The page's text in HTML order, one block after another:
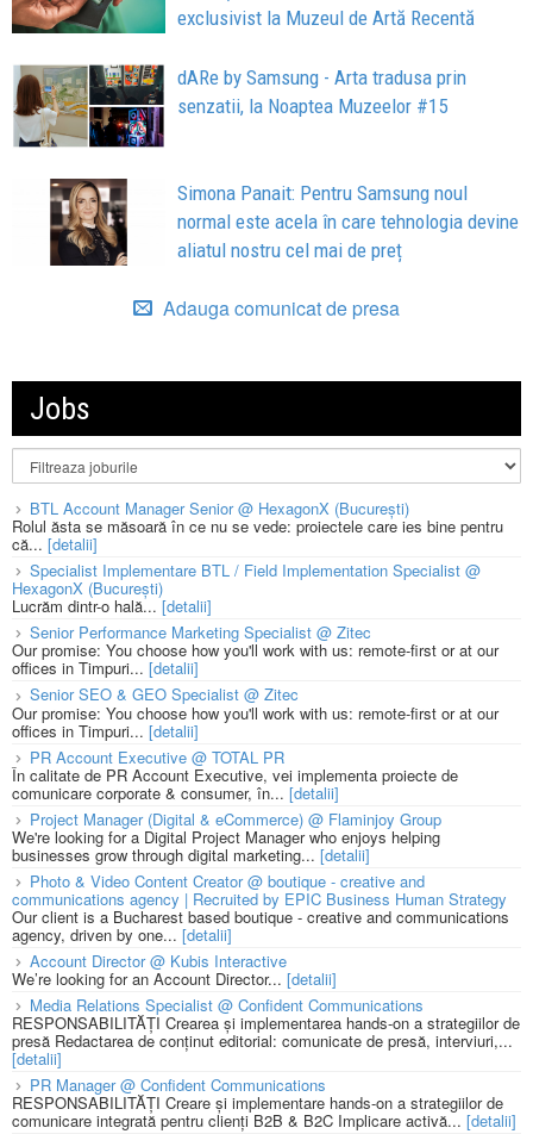
exclusivist la Muzeul de Artă Recentă
dARe by Samsung - Arta tradusa prin
senzatii, la Noaptea Muzeelor #15
Simona Panait: Pentru Samsung noul
normal este acela în care tehnologia devine
aliatul nostru cel mai de preț
Adauga comunicat de presa
Jobs
BTL Account Manager Senior @ HexagonX (București)
Rolul ăsta se măsoară în ce nu se vede: proiectele care ies bine pentru
că... [detalii]
Specialist Implementare BTL / Field Implementation Specialist @
HexagonX (București)
Lucrăm dintr-o hală... [detalii]
Senior Performance Marketing Specialist @ Zitec
Our promise: You choose how you'll work with us: remote-first or at our
offices in Timpuri... [detalii]
Senior SEO & GEO Specialist @ Zitec
Our promise: You choose how you'll work with us: remote-first or at our
offices in Timpuri... [detalii]
PR Account Executive @ TOTAL PR
În calitate de PR Account Executive, vei implementa proiecte de
comunicare corporate & consumer, în... [detalii]
Project Manager (Digital & eCommerce) @ Flaminjoy Group
We're looking for a Digital Project Manager who enjoys helping
businesses grow through digital marketing... [detalii]
Photo & Video Content Creator @ boutique - creative and
communications agency | Recruited by EPIC Business Human Strategy
Our client is a Bucharest based boutique - creative and communications
agency, driven by one... [detalii]
Account Director @ Kubis Interactive
We’re looking for an Account Director... [detalii]
Media Relations Specialist @ Confident Communications
RESPONSABILITĂȚI Crearea și implementarea hands-on a strategiilor de
presă Redactarea de conținut editorial: comunicate de presă, interviuri,...
[detalii]
PR Manager @ Confident Communications
RESPONSABILITĂȚI Creare și implementare hands-on a strategiilor de
comunicare integrată pentru clienți B2B & B2C Implicare activă... [detalii]